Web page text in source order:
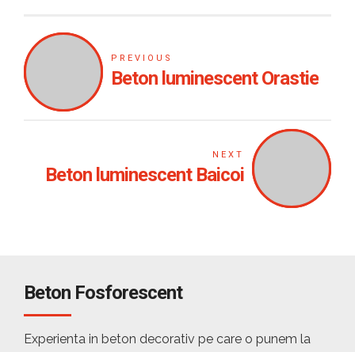
PREVIOUS
Beton luminescent Orastie
NEXT
Beton luminescent Baicoi
Beton Fosforescent
Experienta in beton decorativ pe care o punem la